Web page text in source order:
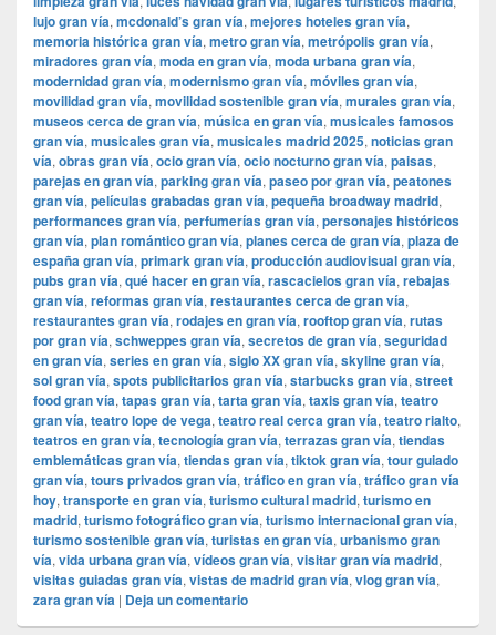
lujo gran vía, mcdonald’s gran vía, mejores hoteles gran vía,
memoria histórica gran vía, metro gran vía, metrópolis gran vía,
miradores gran vía, moda en gran vía, moda urbana gran vía,
modernidad gran vía, modernismo gran vía, móviles gran vía,
movilidad gran vía, movilidad sostenible gran vía, murales gran vía,
museos cerca de gran vía, música en gran vía, musicales famosos
gran vía, musicales gran vía, musicales madrid 2025, noticias gran
vía, obras gran vía, ocio gran vía, ocio nocturno gran vía, paisas,
parejas en gran vía, parking gran vía, paseo por gran vía, peatones
gran vía, películas grabadas gran vía, pequeña broadway madrid,
performances gran vía, perfumerías gran vía, personajes históricos
gran vía, plan romántico gran vía, planes cerca de gran vía, plaza de
españa gran vía, primark gran vía, producción audiovisual gran vía,
pubs gran vía, qué hacer en gran vía, rascacielos gran vía, rebajas
gran vía, reformas gran vía, restaurantes cerca de gran vía,
restaurantes gran vía, rodajes en gran vía, rooftop gran vía, rutas
por gran vía, schweppes gran vía, secretos de gran vía, seguridad
en gran vía, series en gran vía, siglo XX gran vía, skyline gran vía,
sol gran vía, spots publicitarios gran vía, starbucks gran vía, street
food gran vía, tapas gran vía, tarta gran vía, taxis gran vía, teatro
gran vía, teatro lope de vega, teatro real cerca gran vía, teatro rialto,
teatros en gran vía, tecnología gran vía, terrazas gran vía, tiendas
emblemáticas gran vía, tiendas gran vía, tiktok gran vía, tour guiado
gran vía, tours privados gran vía, tráfico en gran vía, tráfico gran vía
hoy, transporte en gran vía, turismo cultural madrid, turismo en
madrid, turismo fotográfico gran vía, turismo internacional gran vía,
turismo sostenible gran vía, turistas en gran vía, urbanismo gran
vía, vida urbana gran vía, vídeos gran vía, visitar gran vía madrid,
visitas guiadas gran vía, vistas de madrid gran vía, vlog gran vía,
zara gran vía | Deja un comentario